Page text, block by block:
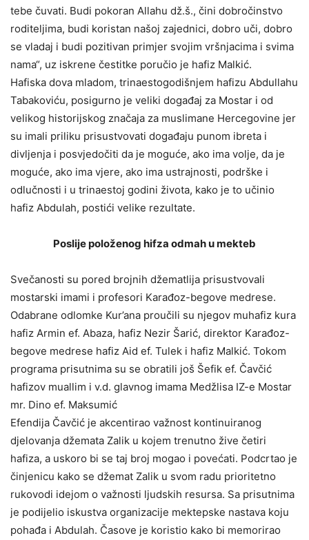
tebe čuvati. Budi pokoran Allahu dž.š., čini dobročinstvo
roditeljima, budi koristan našoj zajednici, dobro uči, dobro
se vladaj i budi pozitivan primjer svojim vršnjacima i svima
nama“, uz iskrene čestitke poručio je hafiz Malkić.
Hafiska dova mladom, trinaestogodišnjem hafizu Abdullahu
Tabakoviću, posigurno je veliki događaj za Mostar i od
velikog historijskog značaja za muslimane Hercegovine jer
su imali priliku prisustvovati događaju punom ibreta i
divljenja i posvjedočiti da je moguće, ako ima volje, da je
moguće, ako ima vjere, ako ima ustrajnosti, podrške i
odlučnosti i u trinaestoj godini života, kako je to učinio
hafiz Abdulah, postići velike rezultate.
Poslije položenog hifza odmah u mekteb
Svečanosti su pored brojnih džematlija prisustvovali
mostarski imami i profesori Karađoz-begove medrese.
Odabrane odlomke Kur’ana proučili su njegov muhafiz kura
hafiz Armin ef. Abaza, hafiz Nezir Šarić, direktor Karađoz-
begove medrese hafiz Aid ef. Tulek i hafiz Malkić. Tokom
programa prisutnima su se obratili još Šefik ef. Čavčić
hafizov muallim i v.d. glavnog imama Medžlisa IZ-e Mostar
mr. Dino ef. Maksumić
Efendija Čavčić je akcentirao važnost kontinuiranog
djelovanja džemata Zalik u kojem trenutno žive četiri
hafiza, a uskoro bi se taj broj mogao i povećati. Podcrtao je
činjenicu kako se džemat Zalik u svom radu prioritetno
rukovodi idejom o važnosti ljudskih resursa. Sa prisutnima
je podijelio iskustva organizacije mektepske nastava koju
pohađa i Abdulah. Časove je koristio kako bi memorirao